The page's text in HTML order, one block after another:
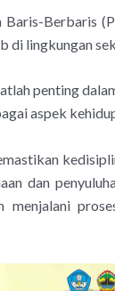
Baris-Berbaris
di lingkungan
penting
aspek
dan